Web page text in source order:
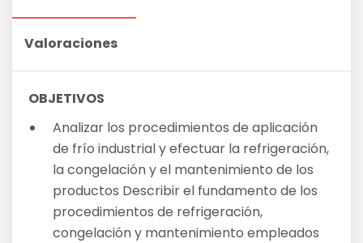
Valoraciones
OBJETIVOS
Analizar los procedimientos de aplicación
de frío industrial y efectuar la refrigeración,
la congelación y el mantenimiento de los
productos Describir el fundamento de los
procedimientos de refrigeración,
congelación y mantenimiento empleados